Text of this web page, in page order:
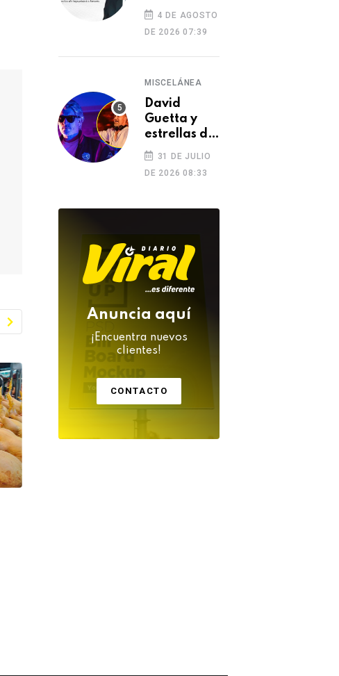
indulta a
Castillo o
Toledo
4 DE AGOSTO
DE 2026 07:39
MISCELÁNEA
David
Guetta y
estrellas de
la música
despiden a
DJ Kavinsky
inesperada
31 DE JULIO
DE 2026 08:33
Anuncia aquí
¡Encuentra nuevos
clientes!
CONTACTO